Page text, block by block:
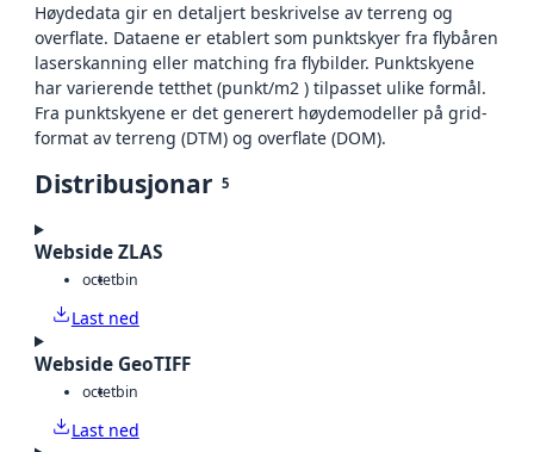
Høydedata gir en detaljert beskrivelse av terreng og
overflate. Dataene er etablert som punktskyer fra flybåren
laserskanning eller matching fra flybilder. Punktskyene
har varierende tetthet (punkt/m2 ) tilpasset ulike formål.
Fra punktskyene er det generert høydemodeller på grid-
format av terreng (DTM) og overflate (DOM).
Distribusjonar 5
Webside ZLAS
octetbin
Last ned
Webside GeoTIFF
octetbin
Last ned